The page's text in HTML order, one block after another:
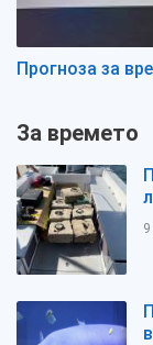
Прогноза за
За времето